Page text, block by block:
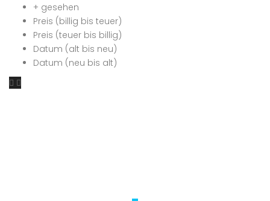
+ gesehen
Preis (billig bis teuer)
Preis (teuer bis billig)
Datum (alt bis neu)
Datum (neu bis alt)